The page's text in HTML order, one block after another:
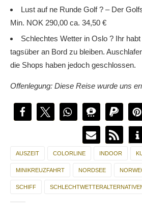
Lust auf ne Runde Golf ? – Der
Min. NOK 290,00 ca. 34,50 €
Schlechtes Wetter in Oslo ? Ihr
tagsüber an Bord zu bleiben.
die Shops haben jedoch geschlossen.
Offenlegung: Diese Reise wurde uns
AUSZEIT COLORLINE INDOOR
MINIKREUZFAHRT NORDSEE
SCHIFF